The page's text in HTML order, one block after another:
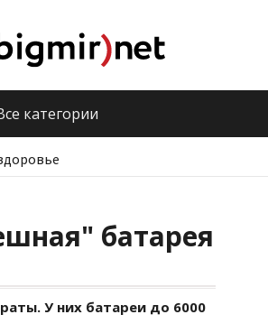
категории
батарея
У них батареи до 6000